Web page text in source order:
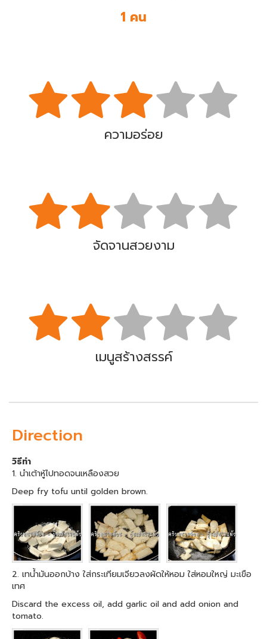
1 คน
ความอร่อย
จัดจานสวยงาม
เมนูสร้างสรรค์
Direction
วิธีทำ
1. นำเต้าหู้ไปทอดจนเหลืองสวย
Deep fry tofu until golden brown.
2. เทน้ำมันออกบ้าง ใส่กระเทียมเจียวลงผัดให้หอม ใส่หอมใหญ่ มะเขือ
เทศ
Discard the excess oil, add garlic oil and add onion and
tomato.